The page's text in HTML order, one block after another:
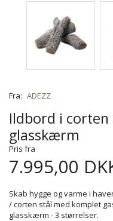
Fra: ADEZZ
Ildbord i
glasskærm
Pris fra
7.995,00
Skab hygge og varme i
/ corten stål med komplet
glasskærm - 3 størrelser.